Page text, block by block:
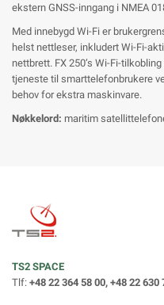
ekstern GNSS-inngang i NMEA
Med innebygd Wi-Fi er
helst nettleser, inkludert Wi-Fi-
nettbrett. FX 250’s Wi-Fi-
tjeneste til smarttelefonbrukere
behov for ekstra maskinvare.
Nøkkelord: maritim
TS2 SPACE
Tlf: +48 22 364 58 00, +48 22 630